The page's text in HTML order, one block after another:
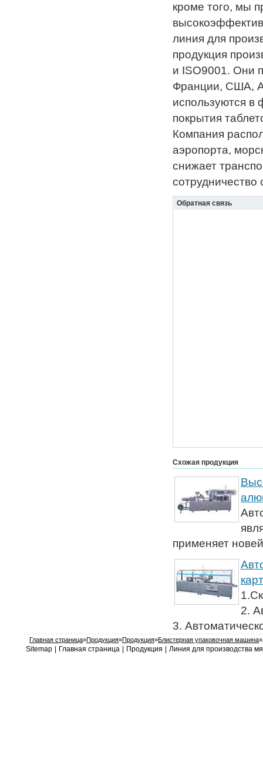
кроме того, мы
линия для
продукция
и ISO9001. Они
Франции, США,
используются
покрытия
Компания
аэропорта,
снижает
Обратная связь
Схожая продукция
применяет
2.
3.
Главная страница»Продукция»Продукция»Блистерная упаковочная машина
Sitemap Главная страница Продукция Линия для производства